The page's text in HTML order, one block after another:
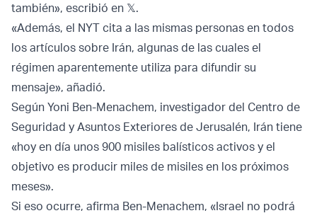
también», escribió en 𝕏.
«Además, el NYT cita a las mismas personas en todos
los artículos sobre Irán, algunas de las cuales el
régimen aparentemente utiliza para difundir su
mensaje», añadió.
Según Yoni Ben-Menachem, investigador del Centro de
Seguridad y Asuntos Exteriores de Jerusalén, Irán tiene
«hoy en día unos 900 misiles balísticos activos y el
objetivo es producir miles de misiles en los próximos
meses».
Si eso ocurre, afirma Ben-Menachem, «Israel no podrá